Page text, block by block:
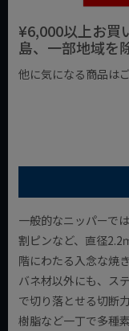
¥6,000以上お買
島、一部地域を
他に気になる商品は
一般的なニッパーで
割ピンなど、直径2.2
階にわたる入念な焼
バネ材以外にも、ス
で切り落とせる切断
樹脂など一丁で多種